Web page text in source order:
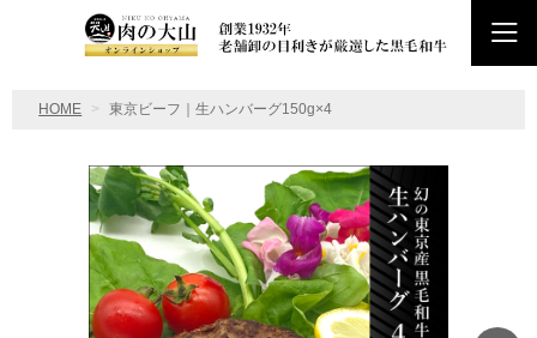
HOME 東京ビーフ｜生ハンバーグ150g×4